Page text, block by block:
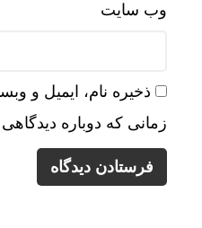
وب‌ سایت
ذخیره نام، ایمیل و
زمانی که دوباره